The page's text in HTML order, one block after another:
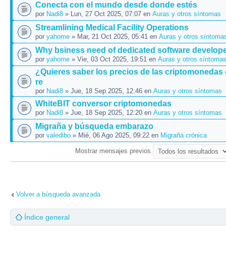
Conecta con el mundo desde donde estés
por Nadi8 » Lun, 27 Oct 2025, 07:07 en Auras y otros síntomas
Streamlining Medical Facility Operations
por yahome » Mar, 21 Oct 2025, 05:41 en Auras y otros
Why bsiness need of dedicated software
por yahome » Vie, 03 Oct 2025, 19:51 en Auras y otros síntomas
¿Quieres saber los precios de las criptomonedas
re
por Nadi8 » Jue, 18 Sep 2025, 12:46 en Auras y otros síntomas
WhiteBIT conversor criptomonedas
por Nadi8 » Jue, 18 Sep 2025, 12:20 en Auras y otros síntomas
Migraña y búsqueda embarazo
por valedibo » Mié, 06 Ago 2025, 09:22 en Migraña crónica
Mostrar mensajes previos
Volver a búsqueda avanzada
Índice general